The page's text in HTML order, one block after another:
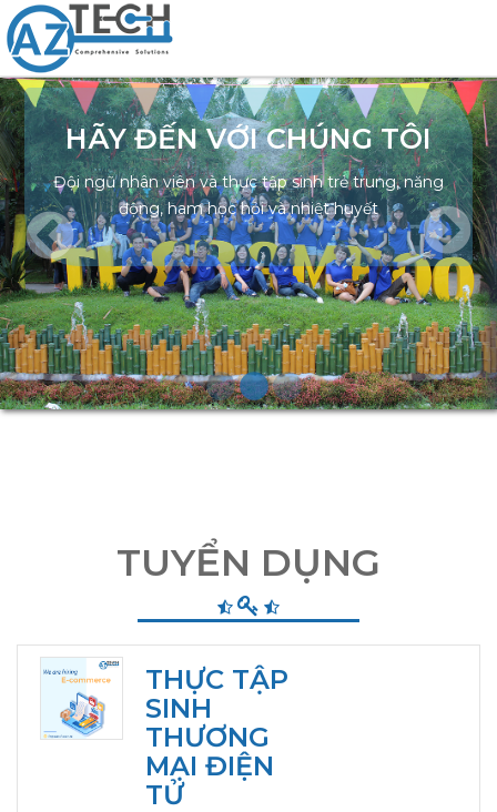
HÃY ĐẾN VỚI CHÚNG TÔI
Đội ngũ nhân viên và thực tập sinh trẻ trung, năng
động, ham học hỏi và nhiệt huyết
TUYỂN DỤNG
THỰC TẬP
SINH
THƯƠNG
MẠI ĐIỆN
TỬ